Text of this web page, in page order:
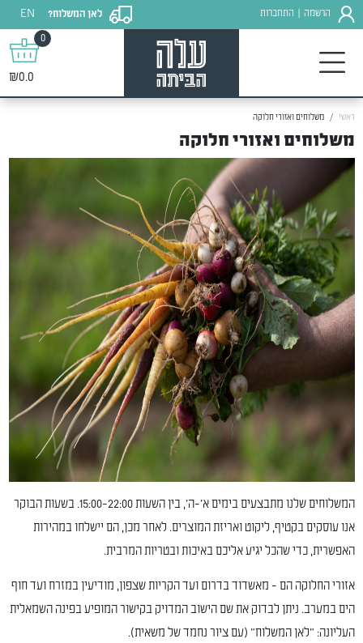
הרשמה התחברות לאן המשלוח?
EN
0
₪0.0
ראשי משלוחים ואזורי חלוקה
משלוחים ואזורי חלוקה
המשלוחים שלנו מתבצעים בימים א'-ה', בין השעות 15:00-22:00. בשעות הבוקר
אנו עוסקים בקטיף, ליקוט ואריזת המוצרים. לאחר מכן, הם יישלחו במהירות
האפשרית, כדי שהכל יגיע אליכם באיכות ובטריות המרבית.
אזורי החלוקה הם - מאשדוד בדרום ועד הקריות שצפון, מודיעין במזרח ועד חוף
הים במערב. ניתן לבדוק את שם הישוב המדויק בקישור המופיע בפינה השמאלית
העליונה: "לאן המשלוח" (עם ציור נחמד של משאית).